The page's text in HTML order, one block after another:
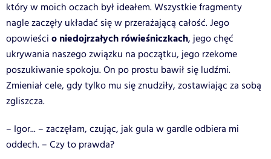
który w moich oczach był ideałem. Wszystkie fragmenty
nagle zaczęły układać się w przerażającą całość. Jego
opowieści o niedojrzałych rówieśniczkach, jego chęć
ukrywania naszego związku na początku, jego rzekome
poszukiwanie spokoju. On po prostu bawił się ludźmi.
Zmieniał cele, gdy tylko mu się znudziły, zostawiając za sobą
zgliszcza.
– Igor... – zaczęłam, czując, jak gula w gardle odbiera mi
oddech. – Czy to prawda?